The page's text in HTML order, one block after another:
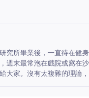
究所畢業後，一直待在健
週末最常泡在戲院或窩在
大家。沒有太複雜的理論